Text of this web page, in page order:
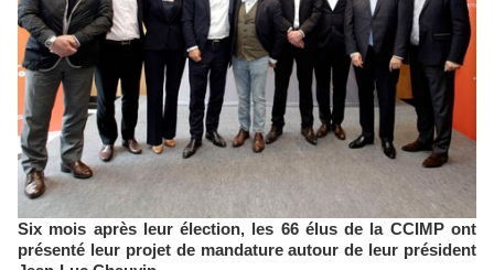
Six mois après leur élection, les 66 élus de la CCIMP ont
présenté leur projet de mandature autour de leur président